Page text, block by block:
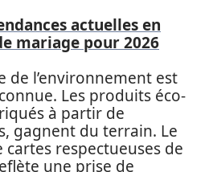
actuelles en
mariage pour 2026
de l’environnement est
Les produits éco-
à partir de
gagnent du terrain. Le
cartes respectueuses de
une prise de